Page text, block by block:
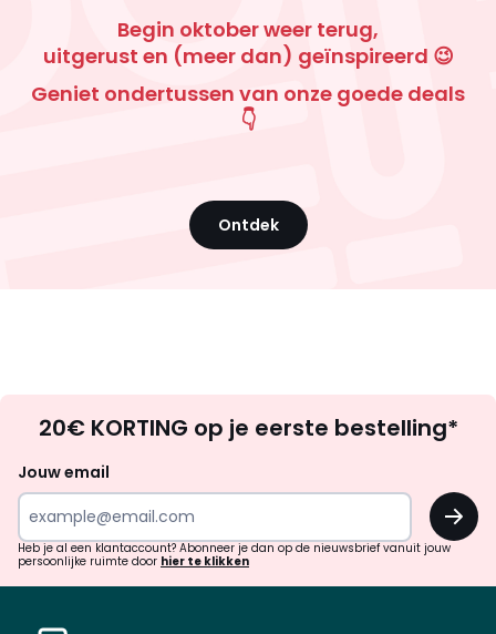
Begin oktober weer terug,
uitgerust en (meer dan) geïnspireerd 😉
Geniet ondertussen van onze goede deals
👇
Ontdek
zoek
inspiratie
verrassingen?
20€ KORTING op je eerste bestelling*
Jouw email
OK
Heb je al een klantaccount? Abonneer je dan op de nieuwsbrief vanuit jouw
persoonlijke ruimte door hier te klikken